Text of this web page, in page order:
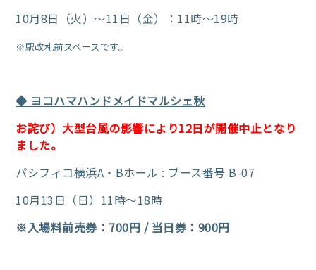
10月8日（火）～11日（金）：11時～19時
※駅改札前スペースです。
◆ ヨコハマハンドメイドマルシェ秋
お詫び）大型台風の影響により12日が開催中止となり
ました。
パシフィコ横浜A・Bホール : ブース番号 B-07
10月13日（日）11時～18時
※入場料前売券：700円 / 当日券：900円